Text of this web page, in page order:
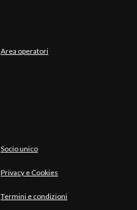
Area operatori
Socio unico
Privacy e Cookies
Termini e condizioni